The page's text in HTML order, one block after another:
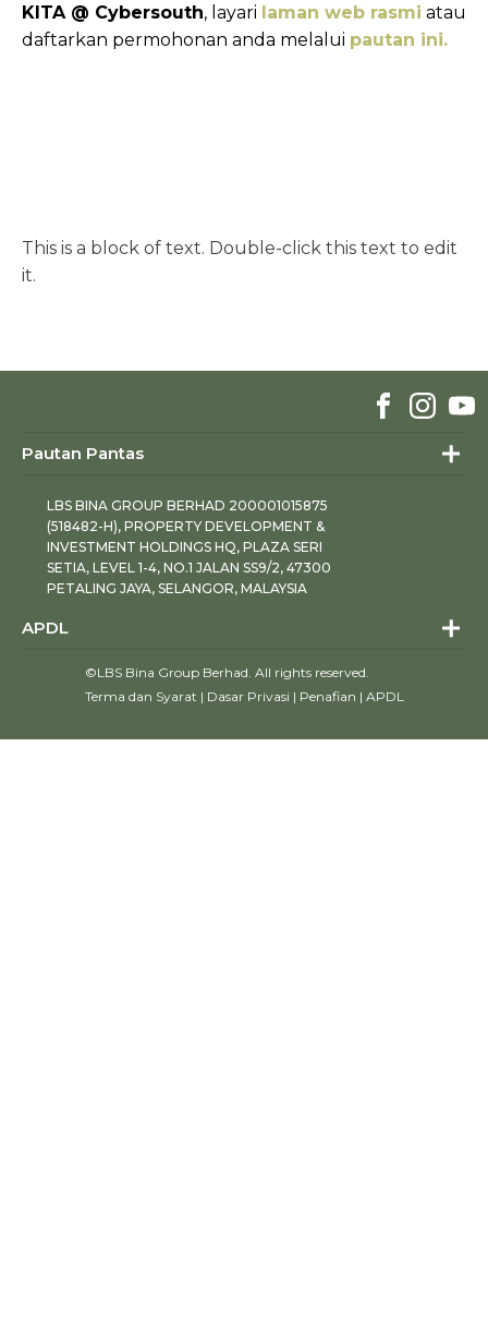
KITA @ Cybersouth, layari laman web rasmi atau
daftarkan permohonan anda melalui pautan ini.
This is a block of text. Double-click this text to edit
it.
Pautan Pantas
LBS BINA GROUP BERHAD 200001015875
(518482-H), PROPERTY DEVELOPMENT &
INVESTMENT HOLDINGS HQ, PLAZA SERI
SETIA, LEVEL 1-4, NO.1 JALAN SS9/2, 47300
PETALING JAYA, SELANGOR, MALAYSIA
APDL
©LBS Bina Group Berhad. All rights reserved.
Terma dan Syarat | Dasar Privasi | Penafian | APDL